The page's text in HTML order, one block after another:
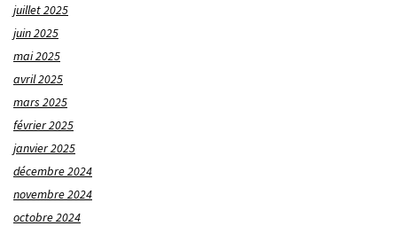
juillet 2025
juin 2025
mai 2025
avril 2025
mars 2025
février 2025
janvier 2025
décembre 2024
novembre 2024
octobre 2024